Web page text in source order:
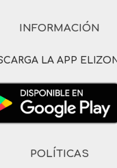
INFORMACIÓN
LA APP
POLÍTICAS